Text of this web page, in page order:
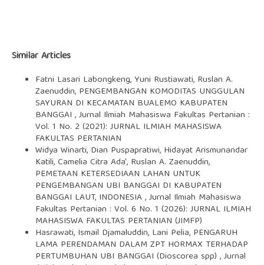
Similar Articles
Fatni Lasari Labongkeng, Yuni Rustiawati, Ruslan A.
Zaenuddin, PENGEMBANGAN KOMODITAS UNGGULAN
SAYURAN DI KECAMATAN BUALEMO KABUPATEN
BANGGAI ,Jurnal Ilmiah Mahasiswa Fakultas Pertanian :
Vol. 1 No. 2 (2021): JURNAL ILMIAH MAHASISWA
FAKULTAS PERTANIAN
Widya Winarti, Dian Puspapratiwi, Hidayat Arismunandar
Katili, Camelia Citra Ada', Ruslan A. Zaenuddin,
PEMETAAN KETERSEDIAAN LAHAN UNTUK
PENGEMBANGAN UBI BANGGAI DI KABUPATEN
BANGGAI LAUT, INDONESIA,Jurnal Ilmiah Mahasiswa
Fakultas Pertanian : Vol. 6 No. 1 (2026): JURNAL ILMIAH
MAHASISWA FAKULTAS PERTANIAN (JIMFP)
Hasrawati, Ismail Djamaluddin, Lani Pelia, PENGARUH
LAMA PERENDAMAN DALAM ZPT HORMAX TERHADAP
PERTUMBUHAN UBI BANGGAI (Dioscorea spp) ,Jurnal